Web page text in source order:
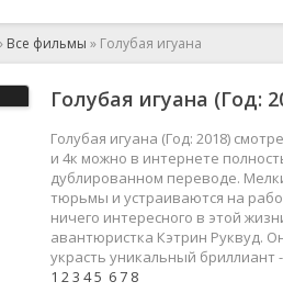
2024
2023
2022
2021
Русские
Все фильмы » Голубая игуана
Голубая игуана (Год:
Голубая игуана (Год: 2018)
и 4к можно в интернете
дублированном переводе.
тюрьмы и устраиваются на
ничего интересного в этой
авантюристка Кэтрин Руквуд.
украсть уникальный бриллиант
1 23 45 67 8